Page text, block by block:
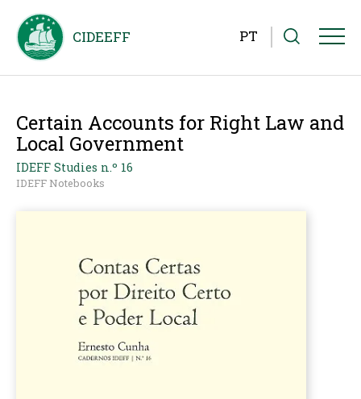
PT
Certain Accounts for Right Law and
Local Government
IDEFF Studies n.º 16
IDEFF Notebooks